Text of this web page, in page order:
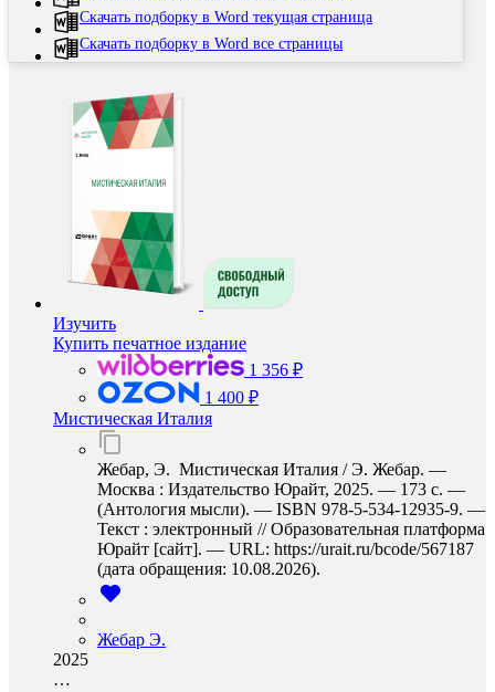
Скачать подборку в Word текущая страница
Скачать подборку в Word все страницы
Изучить
Купить печатное издание
1 356 ₽
1 400 ₽
Мистическая Италия
Жебар, Э. Мистическая Италия / Э. Жебар. —
Москва : Издательство Юрайт, 2025. — 173 с. —
(Антология мысли). — ISBN 978-5-534-12935-9. —
Текст : электронный // Образовательная платформа
Юрайт [сайт]. — URL: https://urait.ru/bcode/567187
(дата обращения: 10.08.2026).
Жебар Э.
2025
…